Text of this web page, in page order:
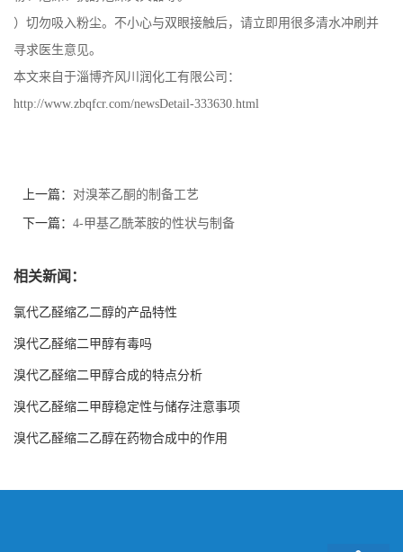
）切勿吸入粉尘。不小心与双眼接触后，请立即用很多清水冲刷并
寻求医生意见。
本文来自于淄博齐风川润化工有限公司：
http://www.zbqfcr.com/newsDetail-333630.html
上一篇： 对溴苯乙酮的制备工艺
下一篇： 4-甲基乙酰苯胺的性状与制备
相关新闻：
氯代乙醛缩乙二醇的产品特性
溴代乙醛缩二甲醇有毒吗
溴代乙醛缩二甲醇合成的特点分析
溴代乙醛缩二甲醇稳定性与储存注意事项
溴代乙醛缩二乙醇在药物合成中的作用